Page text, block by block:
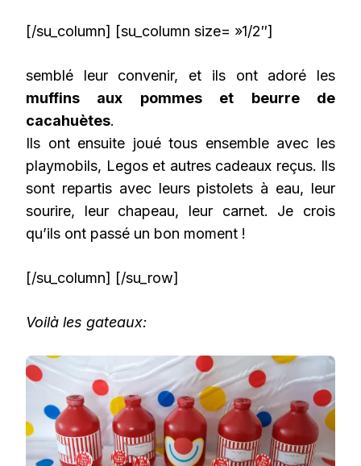
[/su_column] [su_column size= »1/2″]
semblé leur convenir, et ils ont adoré les
muffins aux pommes et beurre de
cacahuètes.
Ils ont ensuite joué tous ensemble avec les
playmobils, Legos et autres cadeaux reçus. Ils
sont repartis avec leurs pistolets à eau, leur
sourire, leur chapeau, leur carnet. Je crois
qu’ils ont passé un bon moment !
[/su_column] [/su_row]
Voilà les gateaux: